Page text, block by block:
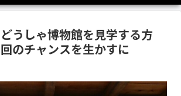
うしゃ博物館を見学する方
のチャンスを生かすに